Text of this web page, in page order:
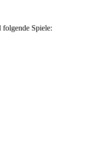
folgende Spiele: